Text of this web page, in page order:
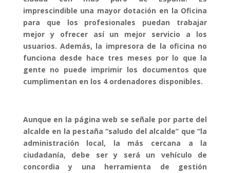
imprescindible una mayor dotación en la Oficina
para que los profesionales puedan trabajar
mejor y ofrecer así un mejor servicio a los
usuarios. Además, la impresora de la oficina no
funciona desde hace tres meses por lo que la
gente no puede imprimir los documentos que
cumplimentan en los 4 ordenadores disponibles.
Aunque en la página web se señale por parte del
alcalde en la pestaña “saludo del alcalde” que “la
administración local, la más cercana a la
ciudadanía, debe ser y será un vehículo de
concordia y una herramienta de gestión